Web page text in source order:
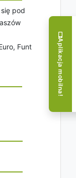
pod
Funt
Aplikacja mobilna!